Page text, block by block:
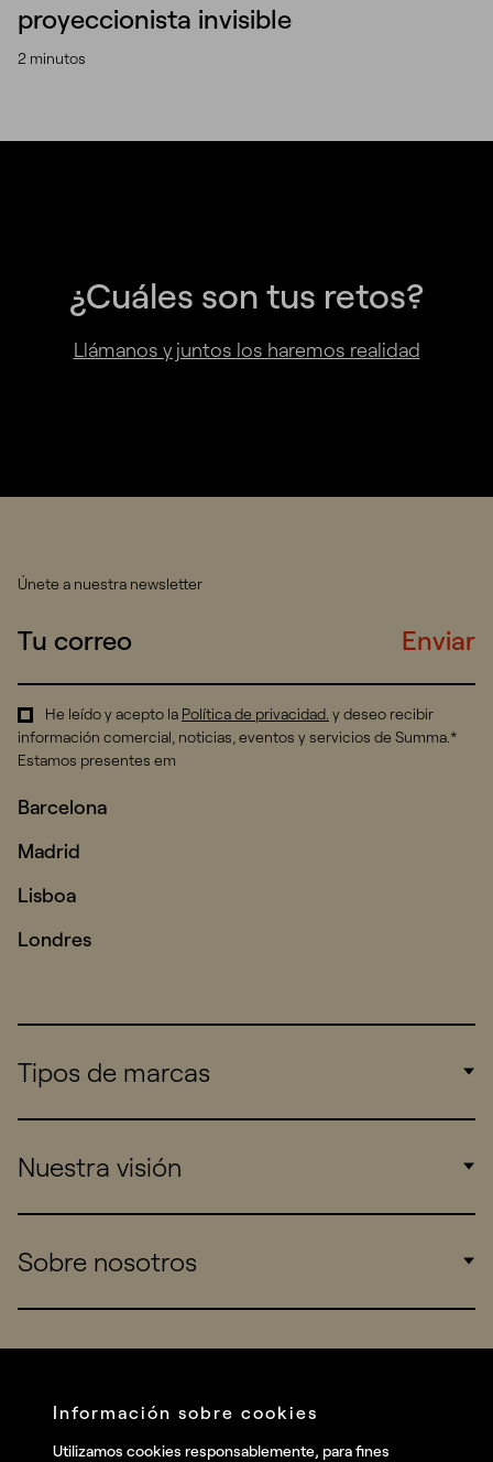
proyeccionista invisible
2 minutos
¿Cuáles son tus retos?
Llámanos y juntos los haremos realidad
Únete a nuestra newsletter
Enviar
He leído y acepto la Política de privacidad. y deseo recibir
información comercial, noticias, eventos y servicios de Summa.*
Estamos presentes em
Barcelona
Madrid
Lisboa
Londres
Tipos de marcas
Consumers
Startups
Nuestra visión
Work
Sobre nosotros
TalentInformación sobre cookies
Utilizamos cookies responsablemente, para fines